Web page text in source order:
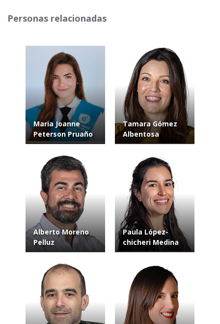
Personas relacionadas
Maria Joanne
Peterson Pruaño
Tamara Gómez
Albentosa
Alberto Moreno
Pelluz
Paula López-
chicheri Medina